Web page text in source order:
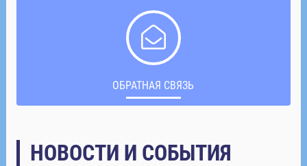
ОБРАТНАЯ СВЯЗЬ
НОВОСТИ И СОБЫТИЯ